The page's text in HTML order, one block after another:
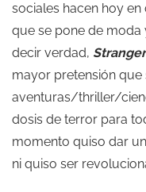
sociales hacen hoy
que se pone de moda
decir verdad,
mayor pretensión que
aventuras/thriller/
dosis de terror para
momento quiso dar
ni quiso ser